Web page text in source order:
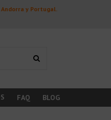
y Portugal.
FAQ BLOG